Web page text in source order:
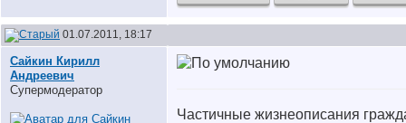
01.07.2011, 18:17
Сайкин Кирилл
Андреевич
Супермодератор
Частичные жизнеописания